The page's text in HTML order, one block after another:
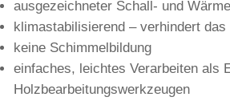
aus­ge­zeich­neter Schall- und
kli­ma­sta­bi­li­sie­rend – ver­hin­dert das
keine Schim­mel­bil­dung
ein­fa­ches, leichtes Ver­ar­beiten als
Holzbearbeitungswerkzeugen